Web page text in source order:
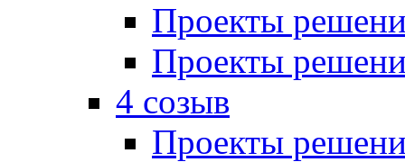
Проекты
Проекты
4 созыв
Проекты